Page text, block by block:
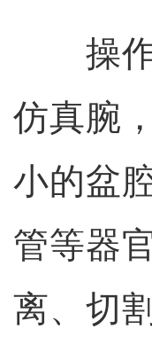
操作
仿真腕
小的盆
管等器
离、切